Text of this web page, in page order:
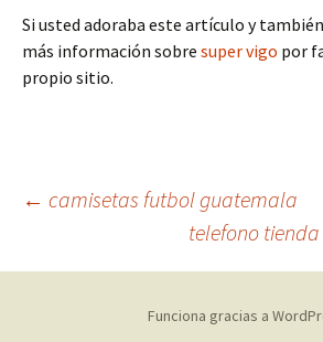
Si usted adoraba este artículo y
más información sobre super vigo por
propio sitio.
Navegación
de
← camisetas futbol guatemala
telefono
Funciona gracias a